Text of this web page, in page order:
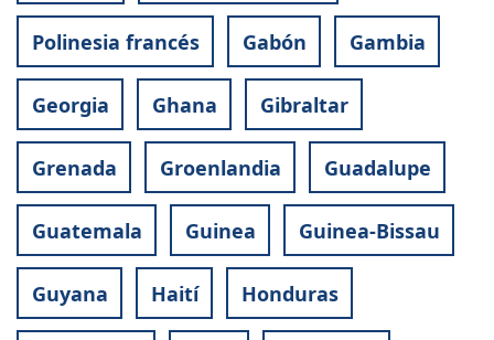
Polinesia francés Gabón Gambia
Georgia Ghana Gibraltar
Grenada Groenlandia Guadalupe
Guatemala Guinea Guinea-Bissau
Guyana Haití Honduras